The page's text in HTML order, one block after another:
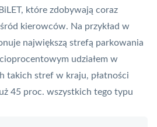
które zdobywają coraz
kierowców. Na przykład w
największą strefą parkowania
udziałem w
takich stref w kraju, płatności
45 proc. wszystkich tego typu